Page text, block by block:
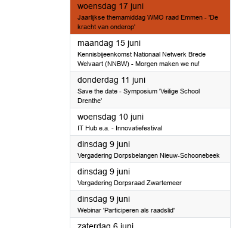
woensdag 17 juni2026
Jaarlijkse themamiddag WMO raad Emmen - 'De
kracht van onderop'
maandag 15 juni2026
Kennisbijeenkomst Nationaal Netwerk Brede
Welvaart (NNBW) - Morgen maken we nu!
donderdag 11 juni2026
Save the date - Symposium 'Veilige School
Drenthe'
woensdag 10 juni2026
IT Hub e.a. - Innovatiefestival
dinsdag 9 juni2026
Vergadering Dorpsbelangen Nieuw-Schoonebeek
dinsdag 9 juni2026
Vergadering Dorpsraad Zwartemeer
dinsdag 9 juni2026
Webinar 'Participeren als raadslid'
2026